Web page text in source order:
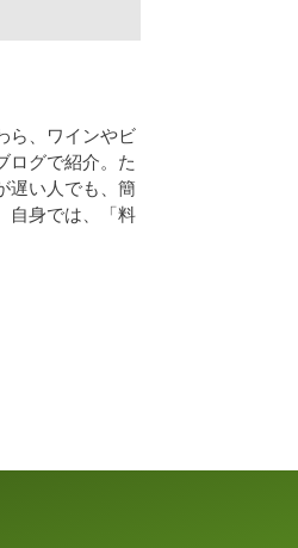
ら、ワインやビ
ログで紹介。た
遅い人でも、簡
自身では、「料